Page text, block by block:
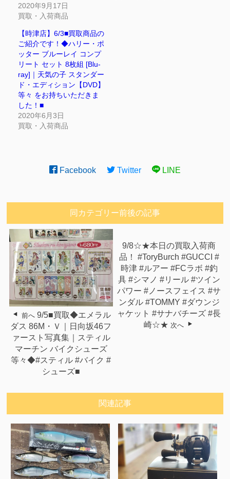
2020年9月17日
買取・入荷商品
【時津店】6/3■買取商品の
ご紹介です！◆ハリー・ポ
ッター ブルーレイ コンプ
リート セット 8枚組 [Blu-
ray]｜天気の子 スタンダー
ド・エディション【DVD】
等々 をお持ちいただきま
した！■
2020年6月3日
買取・入荷商品
Facebook Twitter LINE
同カテゴリー前後の記事
前へ 9/5■買取◆エメラル
ダス 86M・Ｖ｜日向坂46フ
ァースト写真集｜スティル
マーチン バイクシューズ
等々◆#スティル #バイク #
シューズ■
9/8☆★本日の買取入荷商
品！ #ToryBurch #GUCCI #
時津 #ルアー #FCラボ #釣
具 #シマノ #リール #ツイン
パワー #ノースフェイス #サ
ンダル #TOMMY #ダウンジ
ャケット #サナバチーズ #長
崎☆★ 次へ
関連記事